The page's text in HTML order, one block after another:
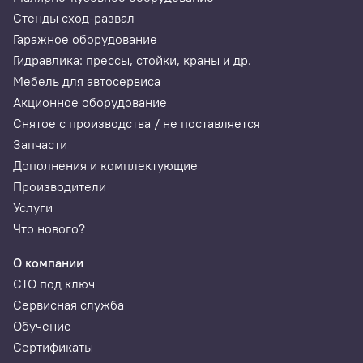
Комплектация
Сканер
Русскоязычное ПО
Англоязычное ПО
Термопринтер
Главный диагностический кабель
Переходник OBD-2-16
SD карта с ПО
Стилус 1 штука
Список программного обеспечения
AMERICA-FORD
Стенды сход-развал
Гаражное оборудование
Гидравлика: прессы, стойки, краны и др.
Мебель для автосервиса
Акционное оборудование
Снятое с производства / не поставляется
Запчасти
Дополнения и комплектующие
Производители
Услуги
Что нового?
О компании
СТО под ключ
Сервисная служба
Обучение
Сертификаты